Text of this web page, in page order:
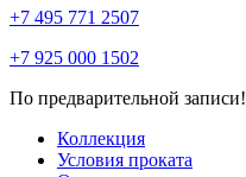
+7 495 771 2507
+7 925 000 1502
По предварительной записи!
Коллекция
Условия проката